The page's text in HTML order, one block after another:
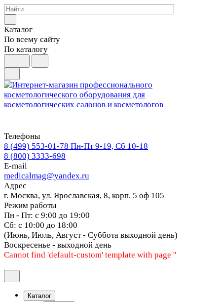
Каталог
По всему сайту
По каталогу
Телефоны
8 (499) 553-01-78 Пн-Пт 9-19, Сб 10-18
8 (800) 3333-698
E-mail
medicalmag@yandex.ru
Адрес
г. Москва, ул. Ярославская, 8, корп. 5 оф 105
Режим работы
Пн - Пт: с 9:00 до 19:00
Сб: с 10:00 до 18:00
(Июнь, Июль, Август - Суббота выходной день)
Воскресенье - выходной день
Cannot find 'default-custom' template with page ''
Каталог